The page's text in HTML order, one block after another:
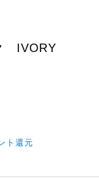
IVORY
ト還元